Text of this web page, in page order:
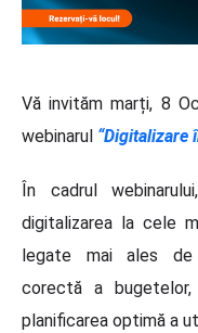
Vă invităm marți, 8
webinarul “Digitalizare
În cadrul
digitalizarea la cele
legate mai ales de
corectă a bugetelor,
planificarea optimă a